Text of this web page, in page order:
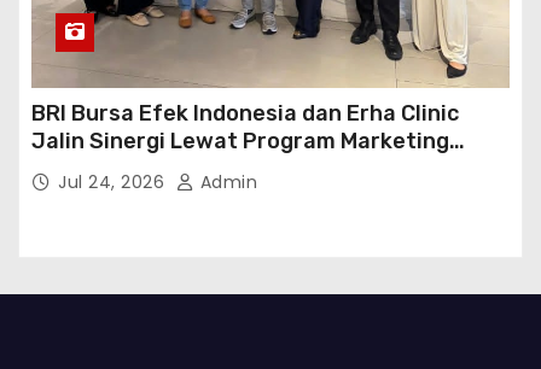
BRI Bursa Efek Indonesia dan Erha Clinic
Jalin Sinergi Lewat Program Marketing
Kolaborasi
Jul 24, 2026 Admin